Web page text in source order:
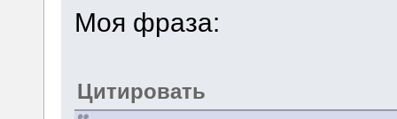
Моя фраза:
Цитировать